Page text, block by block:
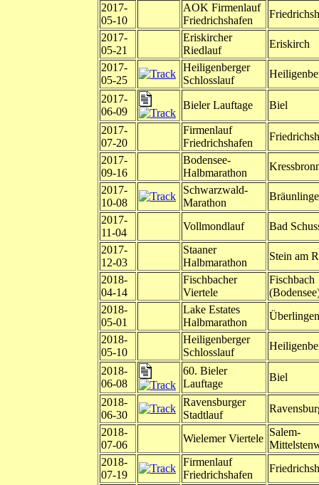
2017-
05-10
AOK Firmenlauf
Friedrichshafen
2017-
05-21
Eriskircher
Riedlauf
Eriskirch
2017-
05-25
Heiligenberger
Schlosslauf
2017-
06-09
Bieler Lauftage Biel
2017-
07-20
Firmenlauf
Friedrichshafen
2017-
09-16
Bodensee-
Halbmarathon
2017-
10-08
Schwarzwald-
Marathon
2017-
11-04
Vollmondlauf
Bad
2017-
12-03
Staaner
Halbmarathon
Stein am
2018-
04-14
Fischbacher
Viertele
Fischbach
2018-
05-01
Lake Estates
Halbmarathon
Überlingen
2018-
05-10
Heiligenberger
Schlosslauf
2018-
06-08
60. Bieler
Lauftage
Biel
2018-
06-30
Ravensburger
Stadtlauf
2018-
07-06
Wielemer Viertele
Salem-
2018-
07-19
Firmenlauf
Friedrichshafen